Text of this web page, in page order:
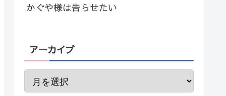
かぐや様は告らせたい
アーカイブ